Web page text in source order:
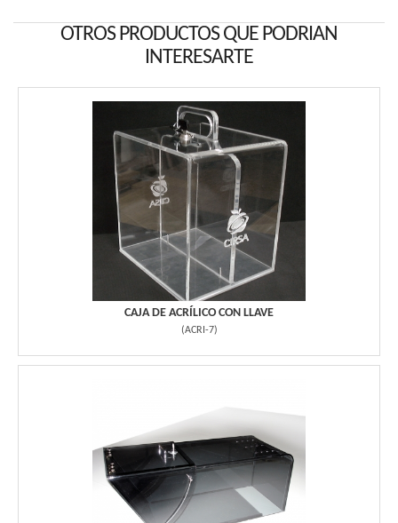
OTROS PRODUCTOS QUE PODRIAN
INTERESARTE
CAJA DE ACRÍLICO CON LLAVE
(ACRI-7)